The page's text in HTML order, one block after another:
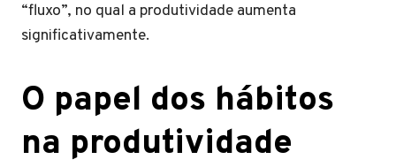
“fluxo”, no qual a produtividade aumenta
significativamente.
O papel dos hábitos
na produtividade